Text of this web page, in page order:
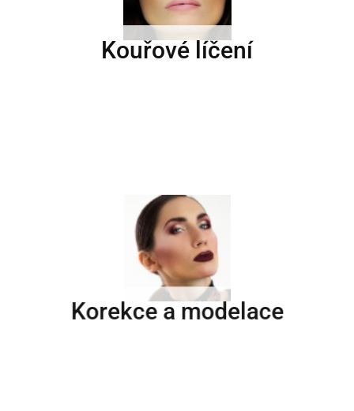
Kouřové líčení
Korekce a modelace